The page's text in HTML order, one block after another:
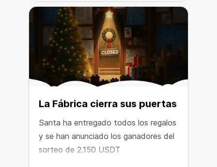
La Fábrica cierra sus puertas
Santa ha entregado todos los regalos
y se han anunciado los ganadores del
sorteo de 2.150 USDT